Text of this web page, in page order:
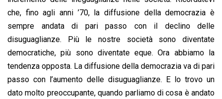
che, fino agli anni ’70, la diffusione della democrazia è
sempre andata di pari passo con il declino delle
disuguaglianze. Più le nostre società sono diventate
democratiche, più sono diventate eque. Ora abbiamo la
tendenza opposta. La diffusione della democrazia va di pari
passo con l’aumento delle disuguaglianze. E lo trovo un
dato molto preoccupante, quando parliamo di cosa è andato